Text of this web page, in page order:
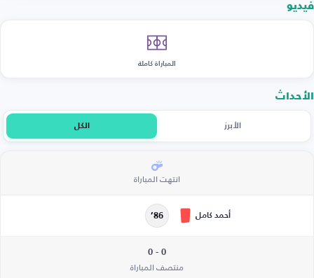
فيديو
المباراة كاملة
الأحداث
الأبرز الكل
انتهت المباراة
أحمد كامل 86’
0 - 0
منتصف المباراة